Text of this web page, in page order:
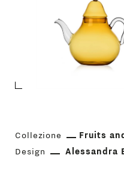
Collezione
Fruits
Design
Alessandra